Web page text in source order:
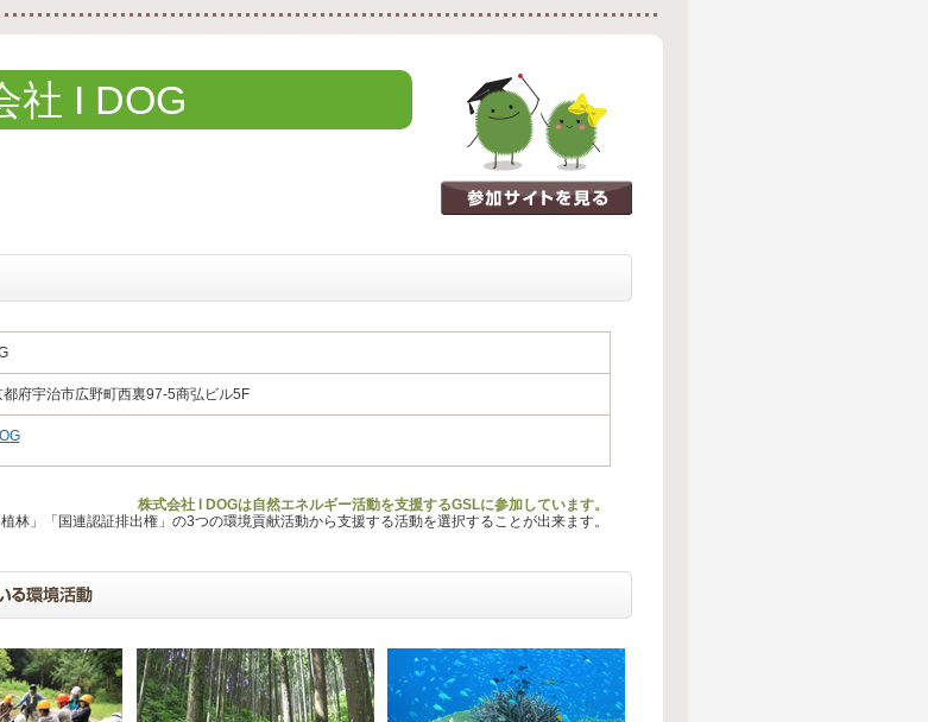
社 I DOG
府宇治市広野町西裏97-5商弘ビル5F
株式会社 I DOGは自然エネルギー活動を支援するGSLに参加しています。
林」「国連認証排出権」の3つの環境貢献活動から支援する活動を選択することが出来ます。